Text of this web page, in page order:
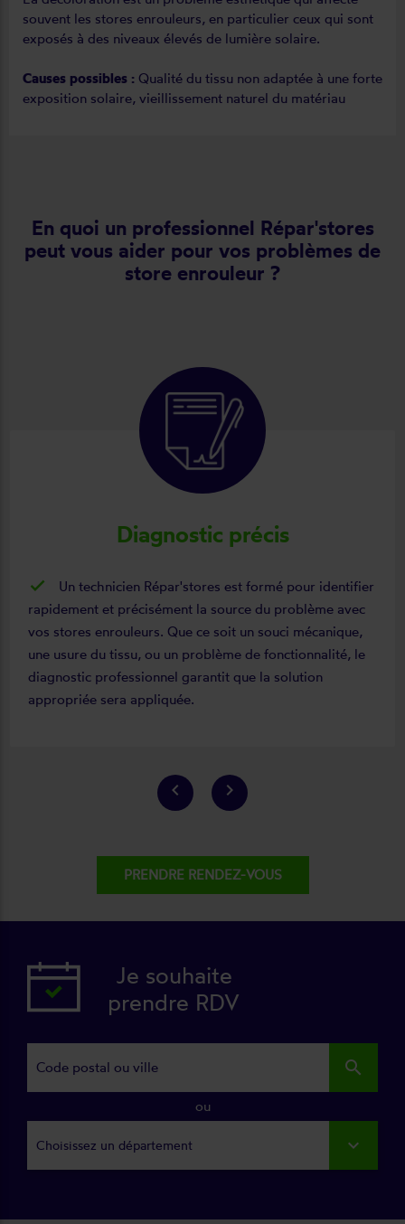
souvent les stores enrouleurs, en particulier ceux qui sont
exposés à des niveaux élevés de lumière solaire.
Causes possibles : Qualité du tissu non adaptée à une forte
exposition solaire, vieillissement naturel du matériau
En quoi un professionnel Répar'stores
peut vous aider pour vos problèmes de
store enrouleur ?
Diagnostic précis
Un technicien Répar'stores est formé pour identifier
rapidement et précisément la source du problème avec
vos stores enrouleurs. Que ce soit un souci mécanique,
une usure du tissu, ou un problème de fonctionnalité, le
diagnostic professionnel garantit que la solution
appropriée sera appliquée.
keyboard_arrow_left keyboard_arrow_right
PRENDRE RENDEZ-VOUS
Je souhaite
prendre RDV
search
ou
Choisissez un département